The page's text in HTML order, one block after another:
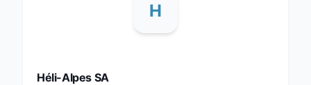
H
Héli-Alpes SA